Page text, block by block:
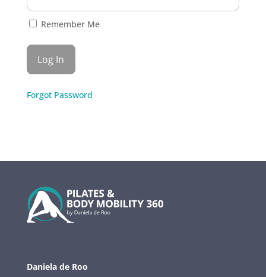
Remember Me
Forgot Password
Daniela de Roo